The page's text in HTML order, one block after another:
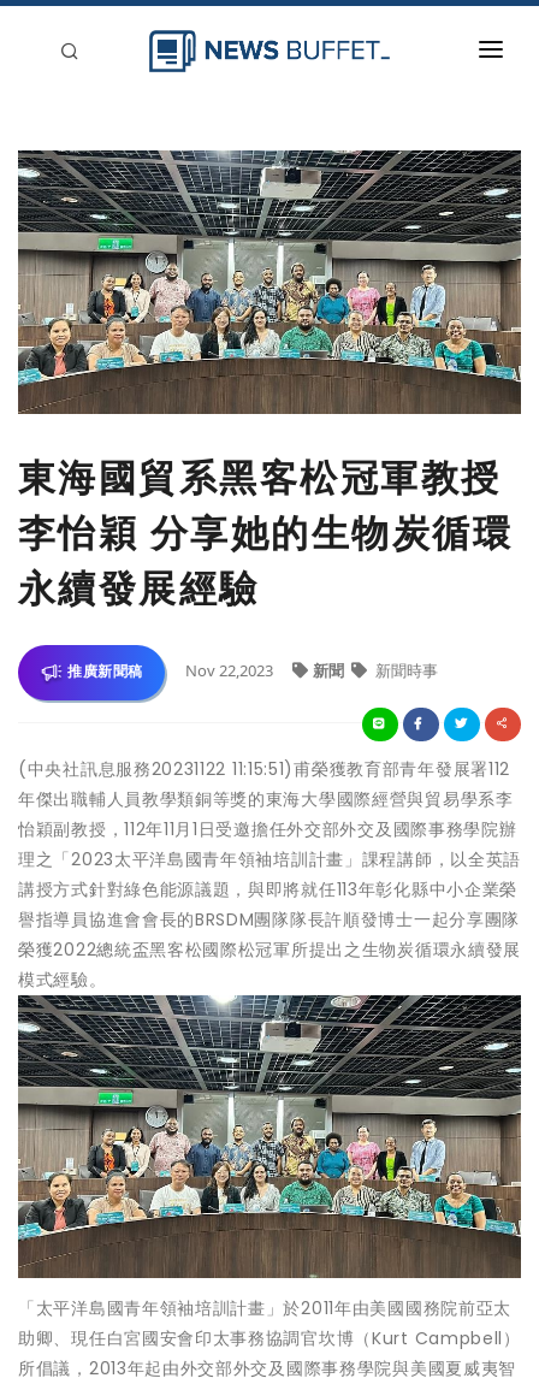
新聞稿分類
登入
刊登
東海國貿系黑客松冠軍教授
李怡穎 分享她的生物炭循環
永續發展經驗
推廣新聞稿 Nov 22,2023 新聞 新聞時事
(中央社訊息服務20231122 11:15:51)甫榮獲教育部青年發展署112
年傑出職輔人員教學類銅等獎的東海大學國際經營與貿易學系李
怡穎副教授，112年11月1日受邀擔任外交部外交及國際事務學院辦
理之「2023太平洋島國青年領袖培訓計畫」課程講師，以全英語
講授方式針對綠色能源議題，與即將就任113年彰化縣中小企業榮
譽指導員協進會會長的BRSDM團隊隊長許順發博士一起分享團隊
榮獲2022總統盃黑客松國際松冠軍所提出之生物炭循環永續發展
模式經驗。
「太平洋島國青年領袖培訓計畫」於2011年由美國國務院前亞太
助卿、現任白宮國安會印太事務協調官坎博（Kurt Campbell）
所倡議，2013年起由外交部外交及國際事務學院與美國夏威夷智